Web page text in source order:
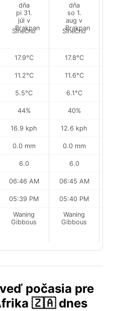
Slnečno
17.9°C
11.2°C
5.5°C
44%
16.9 kph
0.0 mm
6.0
06:46 AM
05:39 PM
Waning
Gibbous
Slnečno
17.8°C
11.6°C
6.1°C
40%
12.6 kph
0.0 mm
6.0
06:45 AM
05:40 PM
Waning
Gibbous
počasia pre
🇿🇦 dnes